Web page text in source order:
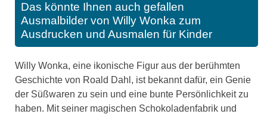
Das könnte Ihnen auch gefallen
Ausmalbilder von Willy Wonka zum
Ausdrucken und Ausmalen für Kinder
Willy Wonka, eine ikonische Figur aus der berühmten
Geschichte von Roald Dahl, ist bekannt dafür, ein Genie
der Süßwaren zu sein und eine bunte Persönlichkeit zu
haben. Mit seiner magischen Schokoladenfabrik und